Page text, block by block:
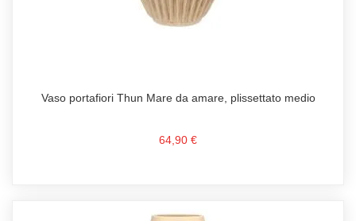
Vaso portafiori Thun Mare da amare, plissettato medio
64,90 €